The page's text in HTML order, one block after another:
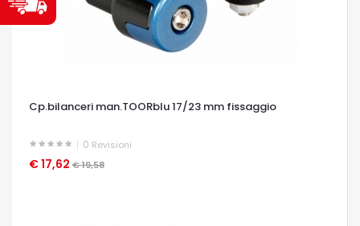
Cp.bilanceri man.TOORblu 17/23 mm fissaggio
0 Revisioni
€ 17,62 € 19,58
OCCHIATA VELOCE